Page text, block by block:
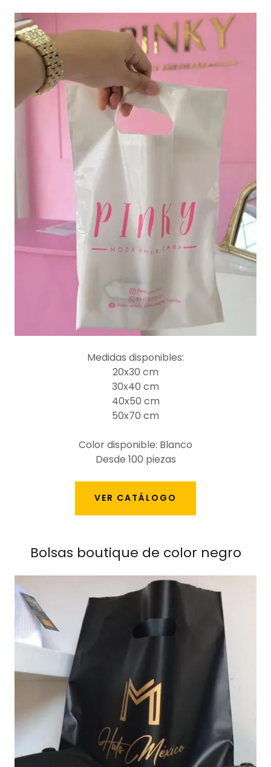
Medidas disponibles:
20x30 cm
30x40 cm
40x50 cm
50x70 cm
Color disponible: Blanco
Desde 100 piezas
VER CATÁLOGO
Bolsas boutique de color negro